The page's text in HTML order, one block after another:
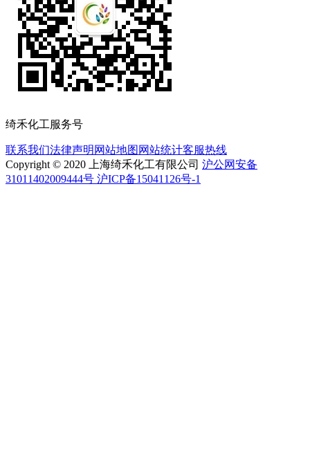
绮禾化工服务号
联系我们法律声明 网站地图 网站统计客服热线
Copyright © 2020 上海绮禾化工有限公司 沪公网安备
31011402009444号 沪ICP备15041126号-1